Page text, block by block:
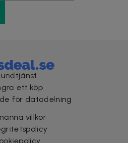
ett köp
för datadelning
villkor